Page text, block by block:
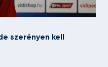
szerényen kell